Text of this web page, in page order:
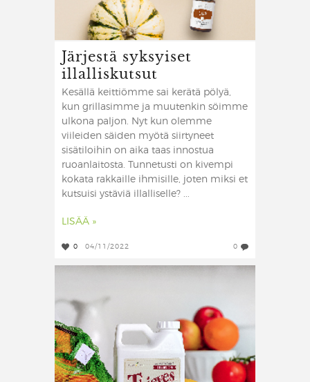
Järjestä syksyiset
illalliskutsut
Kesällä keittiömme sai kerätä pölyä,
kun grillasimme ja muutenkin söimme
ulkona paljon. Nyt kun olemme
viileiden säiden myötä siirtyneet
sisätiloihin on aika taas innostua
ruoanlaitosta. Tunnetusti on kivempi
kokata rakkaille ihmisille, joten miksi et
kutsuisi ystäviä illalliselle? ...
LISÄÄ »
0 04/11/2022 0